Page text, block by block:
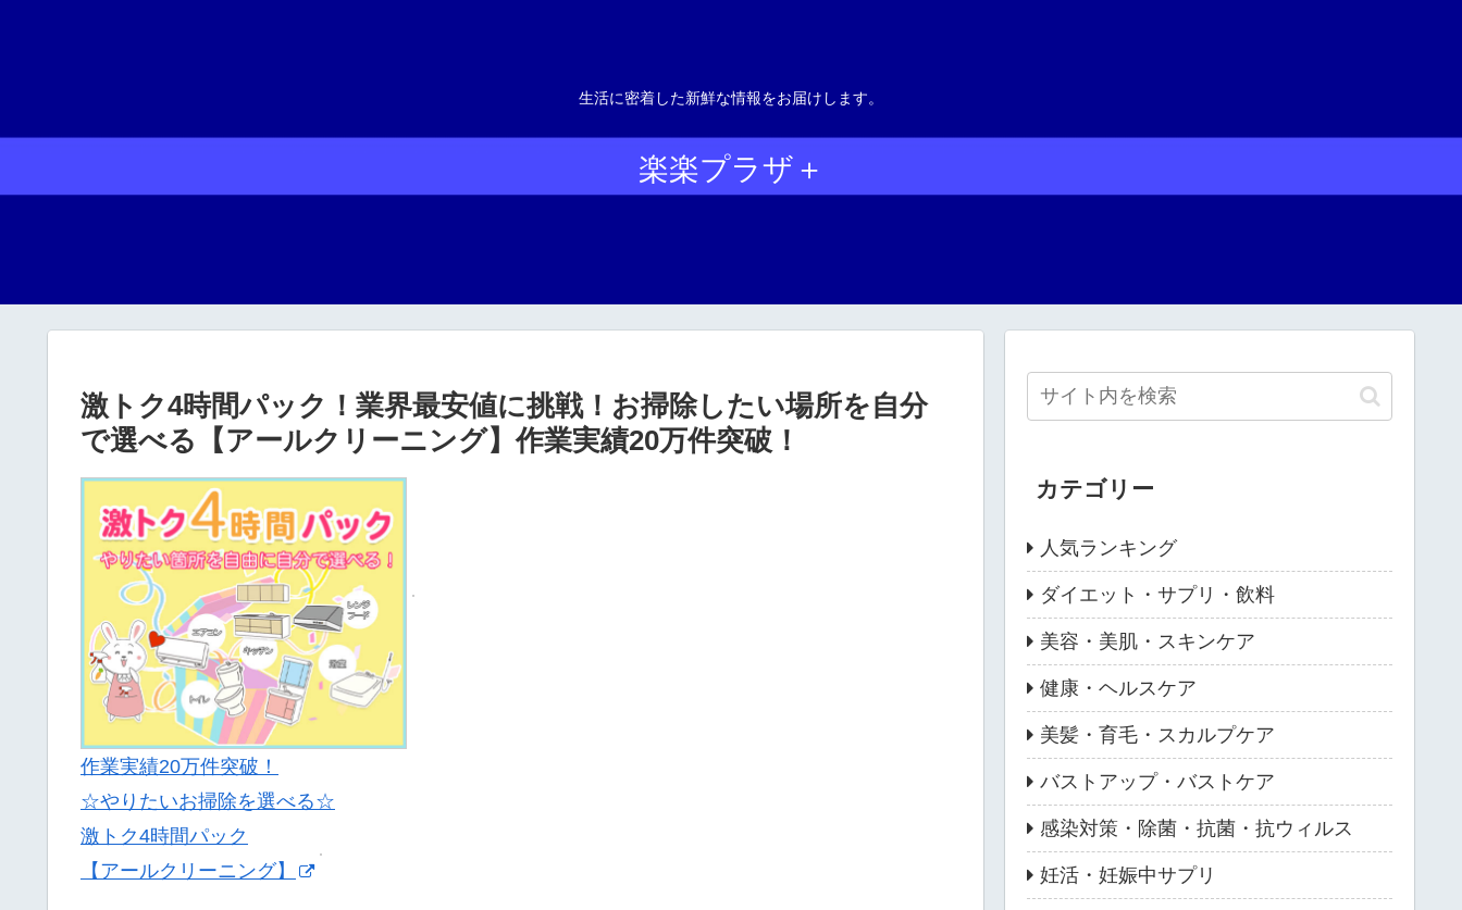
生活に密着した新鮮な情報をお届けします。
楽楽プラザ＋
激トク4時間パック！業界最安値に挑戦！お掃除したい場所を自分
で選べる【アールクリーニング】作業実績20万件突破！
作業実績20万件突破！
☆やりたいお掃除を選べる☆
激トク4時間パック
【アールクリーニング】
カテゴリー
人気ランキング
ダイエット・サプリ・飲料
美容・美肌・スキンケア
健康・ヘルスケア
美髪・育毛・スカルプケア
バストアップ・バストケア
感染対策・除菌・抗菌・抗ウィルス
妊活・妊娠中サプリ